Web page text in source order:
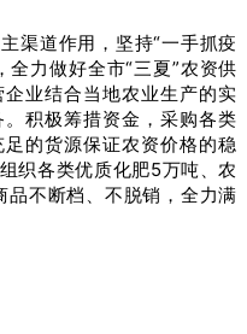
渠道作用，坚持“一手抓疫
力做好全市“三夏”农资供
业结合当地农业生产的实
积极筹措资金，采购各类
的货源保证农资价格的稳
织各类优质化肥5万吨、农
不断档、不脱销，全力满